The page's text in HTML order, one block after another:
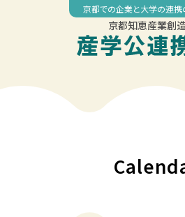
京都での企業と大学の連携
京都知恵産業創